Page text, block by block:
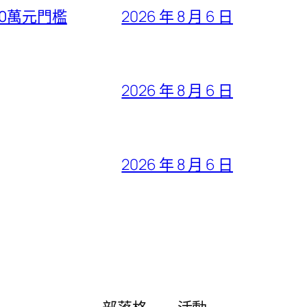
萬元門檻 2026 年 8 月 6 日
2026 年 8 月 6 日
2026 年 8 月 6 日